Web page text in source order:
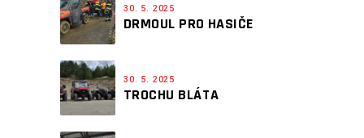
30. 5. 2025
DRMOUL PRO HASIČE
30. 5. 2025
TROCHU BLÁTA